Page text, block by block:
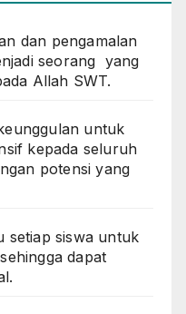
dan pengamalan
seorang yang
Allah SWT.
untuk
kepada seluruh
potensi yang
setiap siswa untuk
dapat